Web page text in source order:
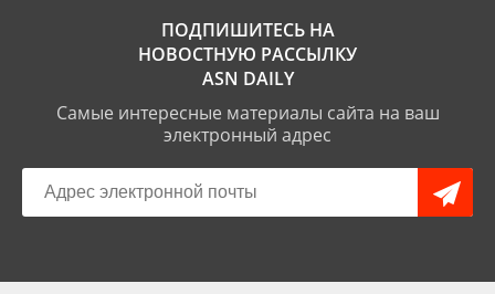
ПОДПИШИТЕСЬ НА
НОВОСТНУЮ РАССЫЛКУ
ASN DAILY
Самые интересные материалы сайта на ваш
электронный адрес